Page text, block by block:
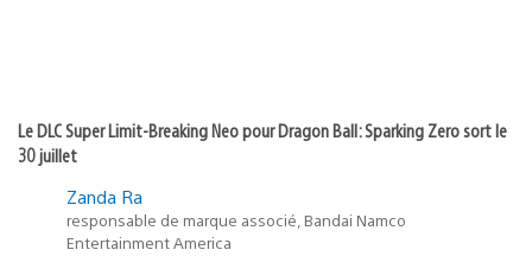
Le DLC Super Limit-Breaking Neo pour Dragon Ball: Sparking Zero sort le
30 juillet
Zanda Ra
responsable de marque associé, Bandai Namco
Entertainment America